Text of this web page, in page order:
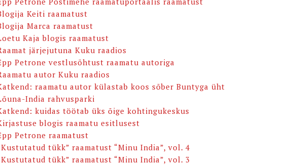
Keiti raamatust
Marca raamatust
Kaja blogis raamatust
järjejutuna Kuku raadios
Petrone vestlusõhtust raamatu autoriga
autor Kuku raadios
raamatu autor külastab koos sõber Buntyga üht
India rahvusparki
kuidas töötab üks õige kohtingukeskus
blogis raamatu esitlusest
Petrone raamatust
tükk” raamatust “Minu India”, vol. 4
tükk” raamatust “Minu India”, vol. 3